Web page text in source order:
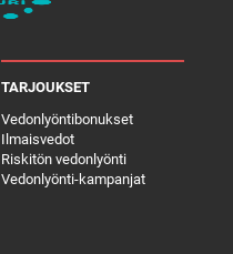
TARJOUKSET
Vedonlyöntibonukset
Ilmaisvedot
Riskitön vedonlyönti
Vedonlyönti-kampanjat